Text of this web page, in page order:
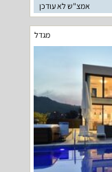
אמצ"ש לא עודכן
מגדל